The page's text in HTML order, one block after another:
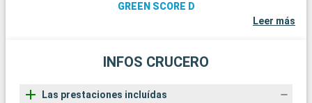
GREEN SCORE D
Leer más
INFOS CRUCERO
Las prestaciones incluídas